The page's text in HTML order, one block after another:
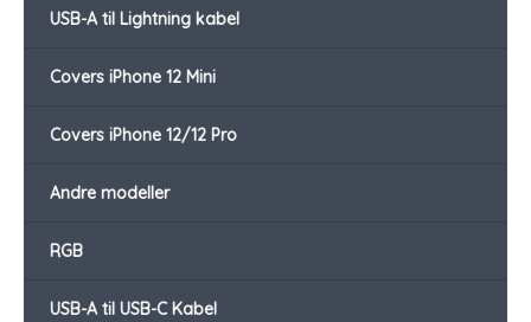
USB-A til Lightning kabel
Covers iPhone 12 Mini
Covers iPhone 12/12 Pro
Andre modeller
RGB
USB-A til USB-C Kabel